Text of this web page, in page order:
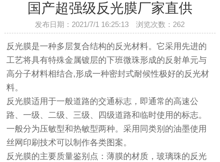
国产超强级反光膜厂家直供
发布日期：2021/7/1 16:25:13 浏览次数： 262
反光膜是一种多层复合结构的反光材料。它采用先进的
工艺将具有特殊金属镀层的下班微珠形成的反射单元与
高分子材料相结合,形成一种密封式耐候性极好的反光材
料。
反光膜适用于一般道路的交通标志，即通常的高速公
路、一级、二级、三级、四级道路和临时使用的标志。
一般分为压敏型和热敏型两种。采用同类别的油墨使用
丝网印刷技术可以制作各类图案。
反光膜的主要质量鉴别点：薄膜的材质，玻璃珠的反光